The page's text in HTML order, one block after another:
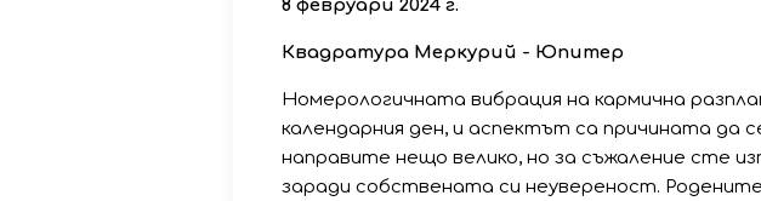
8 февруари 2024 г.
Квадратура Меркурий - Юпитер
Номерологичната вибрация на кармична
календарния ден, и аспектът са причината да
направите нещо велико, но за съжаление сте
заради собствената си неувереност.